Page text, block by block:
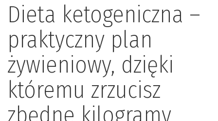
Dieta ketogeniczna –
praktyczny plan
żywieniowy, dzięki
któremu zrzucisz
zbędne kilogramy,